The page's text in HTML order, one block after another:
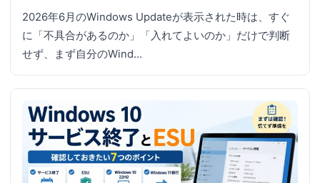
2026年6月のWindows Updateが表示された時は、すぐ
に「不具合があるのか」「入れてよいのか」だけで判断
せず、まず自分のWind…